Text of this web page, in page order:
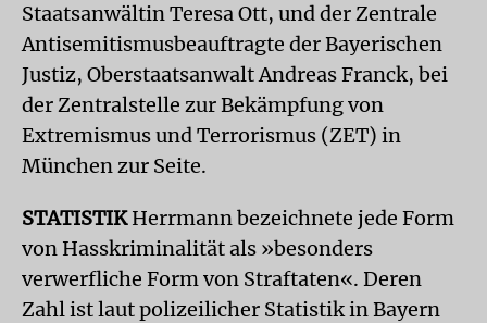
Staatsanwältin Teresa Ott, und der Zentrale
Antisemitismusbeauftragte der Bayerischen
Justiz, Oberstaatsanwalt Andreas Franck, bei
der Zentralstelle zur Bekämpfung von
Extremismus und Terrorismus (ZET) in
München zur Seite.
STATISTIKHerrmann bezeichnete jede Form
von Hasskriminalität als »besonders
verwerfliche Form von Straftaten«. Deren
Zahl ist laut polizeilicher Statistik in Bayern